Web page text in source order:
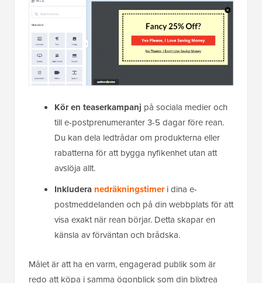
Kör en teaserkampanj på sociala medier och
till e-postprenumeranter 3-5 dagar före rean.
Du kan dela ledtrådar om produkterna eller
rabatterna för att bygga nyfikenhet utan att
avslöja allt.
Inkludera nedräkningstimeri dina e-
postmeddelanden och på din webbplats för att
visa exakt när rean börjar. Detta skapar en
känsla av förväntan och brådska.
Målet är att ha en varm, engagerad publik som är
redo att köpa i samma ögonblick som din blixtrea